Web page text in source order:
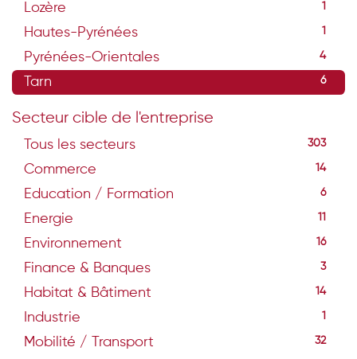
Lozère 1
Hautes-Pyrénées 1
Pyrénées-Orientales 4
Tarn 6
Secteur cible de l'entreprise
Tous les secteurs 303
Commerce 14
Education / Formation 6
Energie 11
Environnement 16
Finance & Banques 3
Habitat & Bâtiment 14
Industrie 1
Mobilité / Transport 32